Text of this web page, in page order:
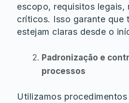
escopo, requisitos legais,
críticos. Isso garante que
estejam claras desde o
Padronização e
processos
Utilizamos